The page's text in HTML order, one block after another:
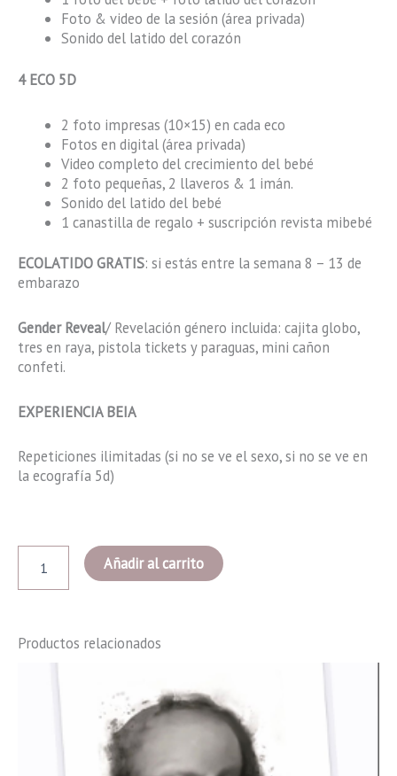
Foto & video de la sesión (área privada)
Sonido del latido del corazón
4 ECO 5D
2 foto impresas (10×15) en cada eco
Fotos en digital (área privada)
Video completo del crecimiento del bebé
2 foto pequeñas, 2 llaveros & 1 imán.
Sonido del latido del bebé
1 canastilla de regalo + suscripción revista mibebé
ECOLATIDO GRATIS: si estás entre la semana 8 – 13 de
embarazo
Gender Reveal/ Revelación género incluida: cajita globo,
tres en raya, pistola tickets y paraguas, mini cañon
confeti.
EXPERIENCIA BEIA
Repeticiones ilimitadas (si no se ve el sexo, si no se ve en
la ecografía 5d)
embarazo
completo
Añadir al carrito
Productos relacionados